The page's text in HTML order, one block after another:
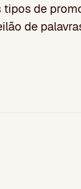
tipos de
de